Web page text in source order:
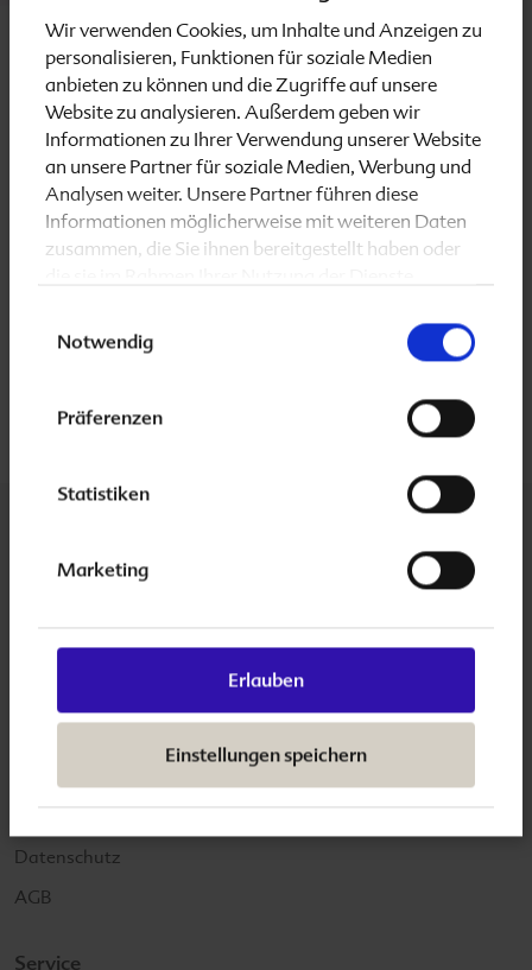
Wir verwenden Cookies, um Inhalte und Anzeigen zu
personalisieren, Funktionen für soziale Medien
anbieten zu können und die Zugriffe auf unsere
Website zu analysieren. Außerdem geben wir
Informationen zu Ihrer Verwendung unserer Website
an unsere Partner für soziale Medien, Werbung und
Analysen weiter. Unsere Partner führen diese
Informationen möglicherweise mit weiteren Daten
zusammen, die Sie ihnen bereitgestellt haben oder
Notwendig
Präferenzen
Statistiken
Marketing
Erlauben
Einstellungen speichern
In Kombination mit den Vitaminen B12und D
dem Mineralstoff Jod liefertFolio 2 basic(Phase 2)
die Mikronährstoffe, auf die es im weiteren Verlauf
der Schwangerschaft besonders ankommt.
Bei einer manifesten Schilddrüsenüberfunktion sollte
auf eine zusätzliche Jodzufuhr verzichtet werden.
Hierfür steht das jodfreie Produkt
Hilfreiche Informationen rund um die Themen
unserer Internetseite
bereit.
folplus.de
Datenschutz
AGB
Service